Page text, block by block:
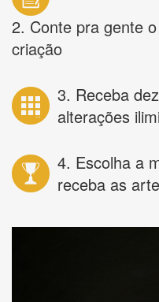
2. Conte pra gente
criação
3. Receba
alterações
4. Escolha a
receba as